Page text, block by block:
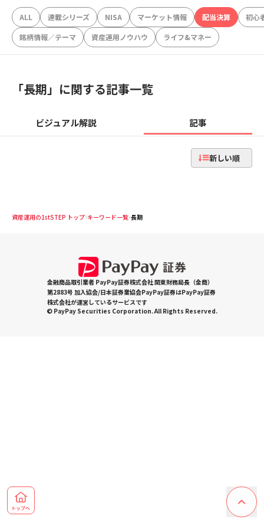
ALL 連載シリーズ NISA マーケット情報 配当決算
初心
銘柄情報／テーマ
資産運用ノウハウ ライフ&マネー
「長期」に関する記事一覧
ビジュアル解説 記事
新しい順
資産運用の1stSTEP トップ キーワード一覧 長期
金融商品取引業者 PayPay証券株式会社 関東財務局長（金商）
第2883号 加入協会/日本証券業協会PayPay証券はPayPay証券
株式会社が運営しているサービスです
© PayPay Securities Corporation. All Rights Reserved.